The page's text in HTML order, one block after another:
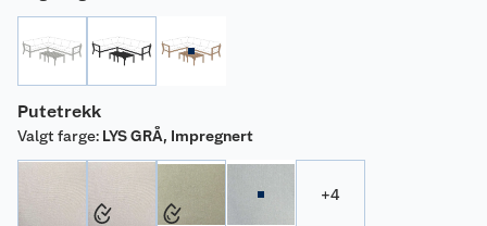
Putetrekk
Valgt farge: LYS GRÅ, Impregnert
+4